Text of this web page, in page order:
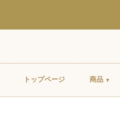
トップページ 商品